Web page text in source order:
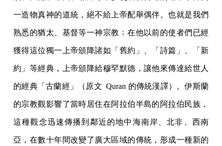
一造物真神的道統，絕不給上帝配舉偶伴。也就是我們
熟悉的猶太、基督等一神宗教﹔在他以前的使者們已經
獲得這位獨一上帝頒降諸如「舊約」、「詩篇」、「新
約」等經典，上帝頒降給穆罕默德，讓他來傳達給世人
的經典「古蘭經」（原文 Quran 的傳統漢譯）。伊斯蘭
的宗教觀影響了當時居住在阿拉伯半島的阿拉伯民族，
這種觀念迅速傳播到鄰近的地中海南岸、北非、西南
亞，在數十年間改變了廣大區域的傳統，形成一種新的